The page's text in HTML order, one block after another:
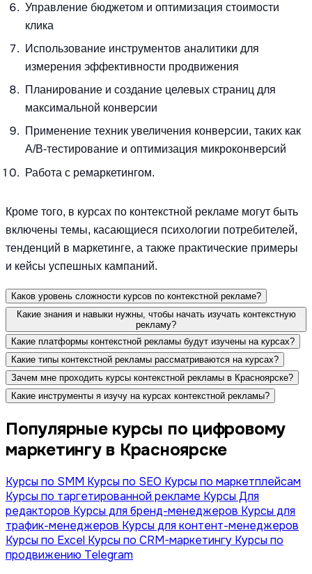
Управление бюджетом и оптимизация стоимости
клика
Использование инструментов аналитики для
измерения эффективности продвижения
Планирование и создание целевых страниц для
максимальной конверсии
Применение техник увеличения конверсии, таких как
A/B-тестирование и оптимизация микроконверсий
Работа с ремаркетингом.
Кроме того, в курсах по контекстной рекламе могут быть
включены темы, касающиеся психологии потребителей,
тенденций в маркетинге, а также практические примеры
и кейсы успешных кампаний.
Каков уровень сложности курсов по контекстной рекламе?
Какие знания и навыки нужны, чтобы начать изучать контекстную
рекламу?
Какие платформы контекстной рекламы будут изучены на курсах?
Какие типы контекстной рекламы рассматриваются на курсах?
Зачем мне проходить курсы контекстной рекламы в Красноярске?
Какие инструменты я изучу на курсах контекстной рекламы?
Популярные курсы по цифровому
маркетингу в Красноярске
Курсы по SMM Курсы по SEO Курсы по маркетплейсам
Курсы по таргетированной рекламе Курсы Для
редакторов Курсы для бренд-менеджеров Курсы для
трафик-менеджеров Курсы для контент-менеджеров
Курсы по Excel Курсы по CRM-маркетингу Курсы по
продвижению Telegram